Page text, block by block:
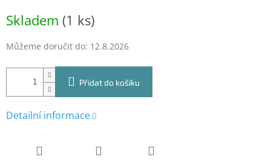
cena:
Skladem (1 ks)
Můžeme doručit do: 12.8.2026
Přidat do košíku
Detailní informace